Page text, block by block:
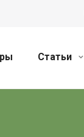
Статьи